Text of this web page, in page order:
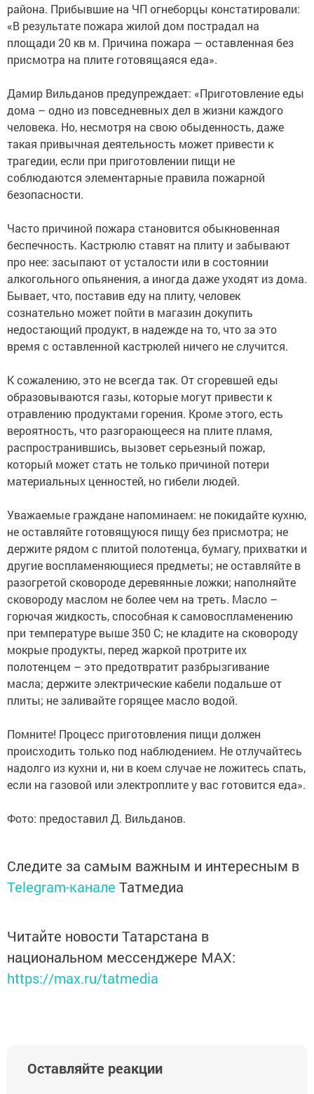
района. Прибывшие на ЧП огнеборцы констатировали:
«В результате пожара жилой дом пострадал на
площади 20 кв м. Причина пожара — оставленная без
присмотра на плите готовящаяся еда».
Дамир Вильданов предупреждает: «Приготовление еды
дома – одно из повседневных дел в жизни каждого
человека. Но, несмотря на свою обыденность, даже
такая привычная деятельность может привести к
трагедии, если при приготовлении пищи не
соблюдаются элементарные правила пожарной
безопасности.
Часто причиной пожара становится обыкновенная
беспечность. Кастрюлю ставят на плиту и забывают
про нее: засыпают от усталости или в состоянии
алкогольного опьянения, а иногда даже уходят из дома.
Бывает, что, поставив еду на плиту, человек
сознательно может пойти в магазин докупить
недостающий продукт, в надежде на то, что за это
время с оставленной кастрюлей ничего не случится.
К сожалению, это не всегда так. От сгоревшей еды
образовываются газы, которые могут привести к
отравлению продуктами горения. Кроме этого, есть
вероятность, что разгорающееся на плите пламя,
распространившись, вызовет серьезный пожар,
который может стать не только причиной потери
материальных ценностей, но гибели людей.
Уважаемые граждане напоминаем: не покидайте кухню,
не оставляйте готовящуюся пищу без присмотра; не
держите рядом с плитой полотенца, бумагу, прихватки и
другие воспламеняющиеся предметы; не оставляйте в
разогретой сковороде деревянные ложки; наполняйте
сковороду маслом не более чем на треть. Масло –
горючая жидкость, способная к самовоспламенению
при температуре выше 350 С; не кладите на сковороду
мокрые продукты, перед жаркой протрите их
полотенцем – это предотвратит разбрызгивание
масла; держите электрические кабели подальше от
плиты; не заливайте горящее масло водой.
Помните! Процесс приготовления пищи должен
происходить только под наблюдением. Не отлучайтесь
надолго из кухни и, ни в коем случае не ложитесь спать,
если на газовой или электроплите у вас готовится еда».
Фото: предоставил Д. Вильданов.
Следите за самым важным и интересным в
Telegram-канале Татмедиа
Читайте новости Татарстана в
национальном мессенджере MАХ:
https://max.ru/tatmedia
Оставляйте реакции